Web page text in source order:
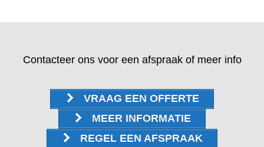
Contacteer ons voor een afspraak of meer info
VRAAG EEN OFFERTE
MEER INFORMATIE
REGEL EEN AFSPRAAK